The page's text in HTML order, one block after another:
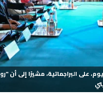
على البراجماتية، مشيرًا إلى أن